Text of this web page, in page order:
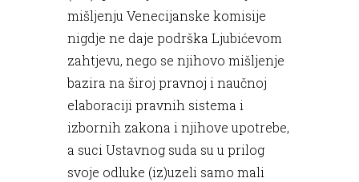
mišljenju Venecijanske komisije
nigdje ne daje podrška Ljubićevom
zahtjevu, nego se njihovo mišljenje
bazira na široj pravnoj i naučnoj
elaboraciji pravnih sistema i
izbornih zakona i njihove upotrebe,
a suci Ustavnog suda su u prilog
svoje odluke (iz)uzeli samo mali